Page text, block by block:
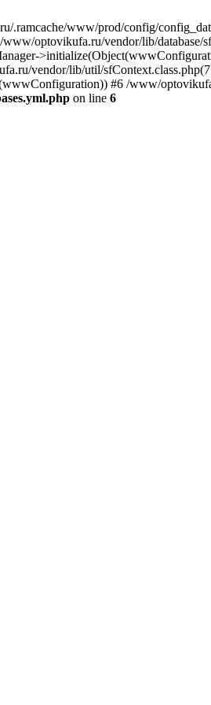
www/prod/config/
optovikufa.ru/vendor/lib/database/
vendor/lib/util/
#6 /www/
on line 6